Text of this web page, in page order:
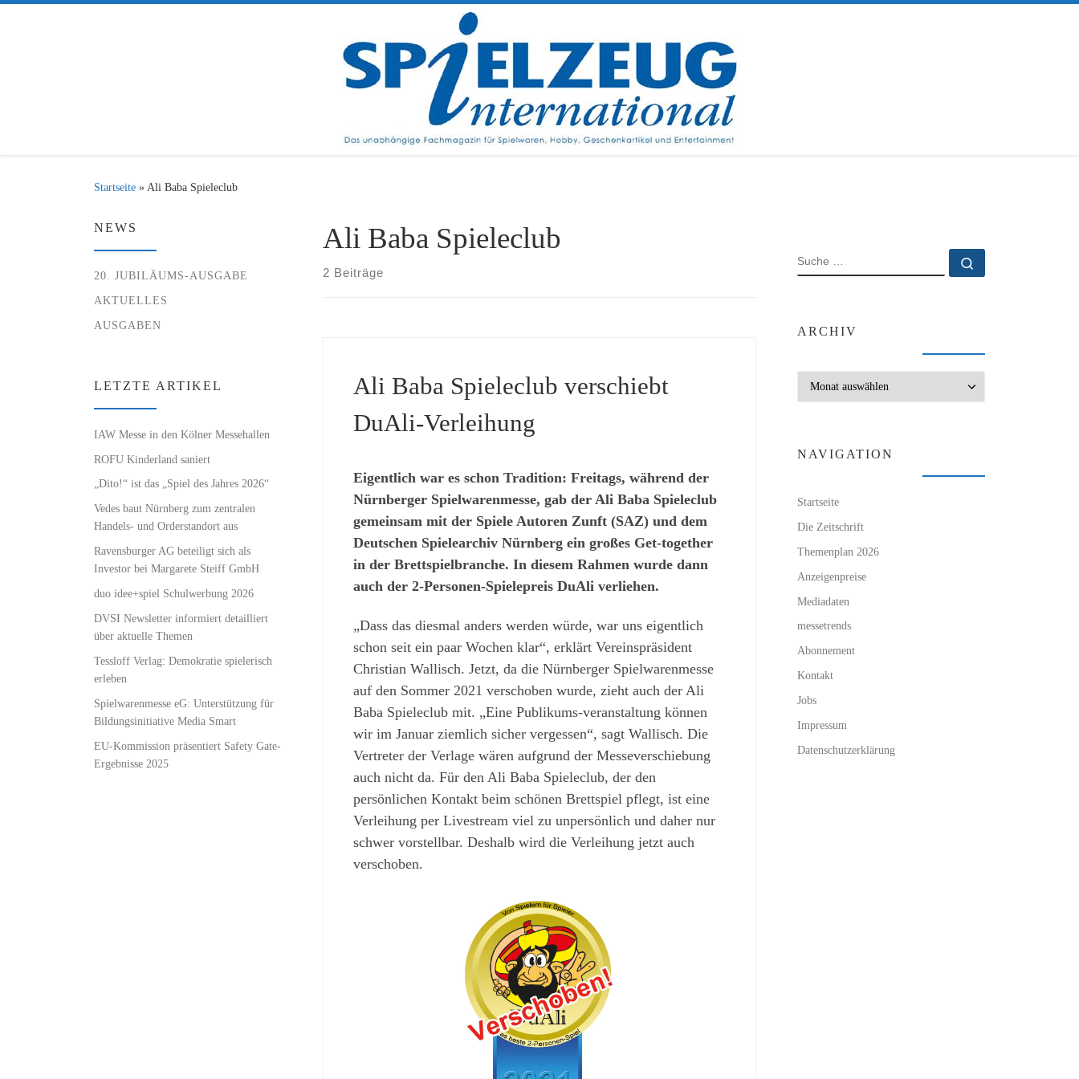
Startseite »Ali Baba Spieleclub
Ali Baba Spieleclub
2 Beiträge
Ali Baba Spieleclub verschiebt
DuAli-Verleihung
Eigentlich war es schon Tradition: Freitags, während der
Nürnberger Spielwarenmesse, gab der Ali Baba Spieleclub
gemeinsam mit der Spiele Autoren Zunft (SAZ) und dem
Deutschen Spielearchiv Nürnberg ein großes Get-together
in der Brettspielbranche. In diesem Rahmen wurde dann
auch der 2-Personen-Spielepreis DuAli verliehen.
„Dass das diesmal anders werden würde, war uns eigentlich
schon seit ein paar Wochen klar“, erklärt Vereinspräsident
Christian Wallisch. Jetzt, da die Nürnberger Spielwarenmesse
auf den Sommer 2021 verschoben wurde, zieht auch der Ali
Baba Spieleclub mit. „Eine Publikums-veranstaltung können
wir im Januar ziemlich sicher vergessen“, sagt Wallisch. Die
Vertreter der Verlage wären aufgrund der Messeverschiebung
auch nicht da. Für den Ali Baba Spieleclub, der den
persönlichen Kontakt beim schönen Brettspiel pflegt, ist eine
Verleihung per Livestream viel zu unpersönlich und daher nur
schwer vorstellbar. Deshalb wird die Verleihung jetzt auch
verschoben.
NEWS
20. JUBILÄUMS-AUSGABE
AKTUELLES
AUSGABEN
LETZTE ARTIKEL
IAW Messe in den Kölner Messehallen
ROFU Kinderland saniert
„Dito!“ ist das „Spiel des Jahres 2026“
Vedes baut Nürnberg zum zentralen
Handels- und Orderstandort aus
Ravensburger AG beteiligt sich als
Investor bei Margarete Steiff GmbH
duo idee+spiel Schulwerbung 2026
DVSI Newsletter informiert detailliert
über aktuelle Themen
Tessloff Verlag: Demokratie spielerisch
erleben
Spielwarenmesse eG: Unterstützung für
Bildungsinitiative Media Smart
EU-Kommission präsentiert Safety Gate-
Ergebnisse 2025
SUCHE
ARCHIV
NAVIGATION
Startseite
Die Zeitschrift
Themenplan 2026
Anzeigenpreise
Mediadaten
messetrends
Abonnement
Kontakt
Jobs
Impressum
Datenschutzerklärung